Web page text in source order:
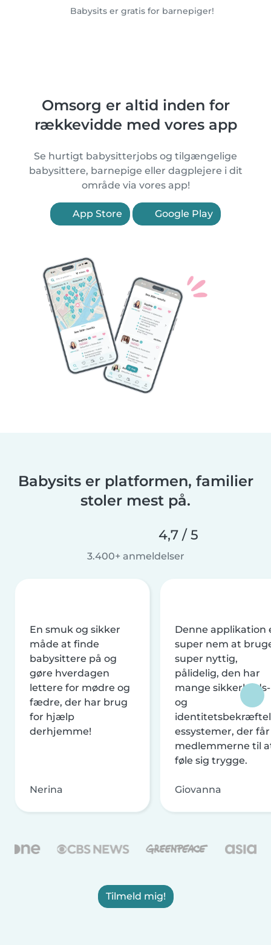
Babysits er gratis for barnepiger!
Omsorg er altid inden for
rækkevidde med vores app
Se hurtigt babysitterjobs og tilgængelige
babysittere, barnepige eller dagplejere i dit
område via vores app!
App Store Google Play
Babysits er platformen, familier
stoler mest på.
4,7 / 5
3.400+ anmeldelser
En smuk og sikker
måde at finde
babysittere på og
gøre hverdagen
lettere for mødre og
fædre, der har brug
for hjælp
derhjemme!
Nerina
Denne applikation
super nem at
super nyttig,
pålidelig, den har
mange sikkerheds-
og
essystemer, der får
medlemmerne til
føle sig trygge.
Giovanna
Tilmeld mig!